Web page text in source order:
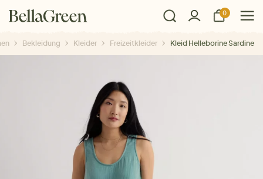
0
Bekleidung Kleider Freizeitkleider Kleid Helleborine Sardine